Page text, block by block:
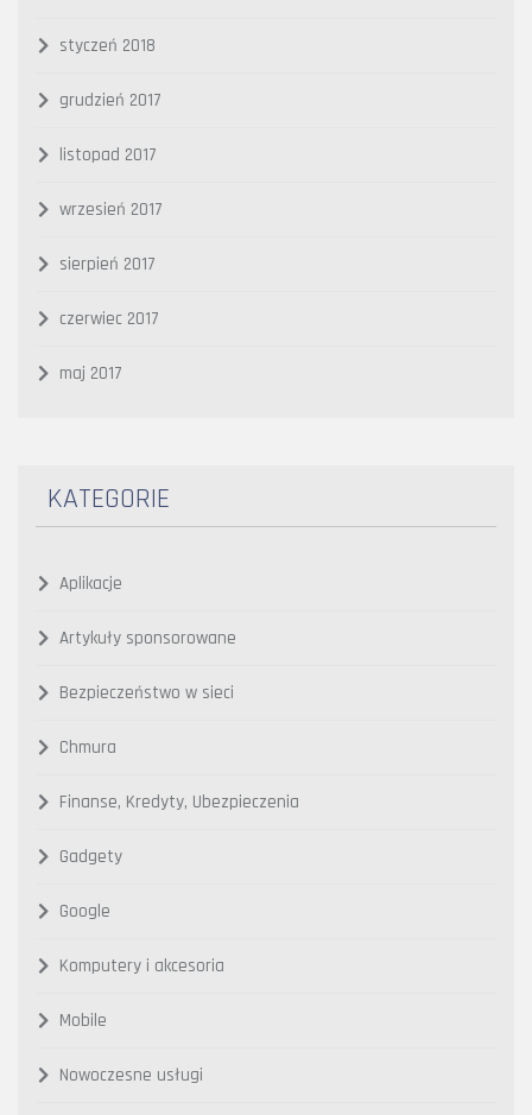
styczeń 2018
grudzień 2017
listopad 2017
wrzesień 2017
sierpień 2017
czerwiec 2017
maj 2017
KATEGORIE
Aplikacje
Artykuły sponsorowane
Bezpieczeństwo w sieci
Chmura
Finanse, Kredyty, Ubezpieczenia
Gadgety
Google
Komputery i akcesoria
Mobile
Nowoczesne usługi